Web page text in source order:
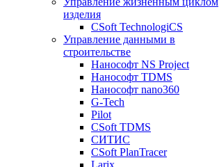
изделия
CSoft TechnologiCS
Управление данными в
строительстве
Нанософт NS Project
Нанософт TDMS
Нанософт nano360
G-Tech
Pilot
CSoft TDMS
СИТИС
CSoft PlanTracer
Larix